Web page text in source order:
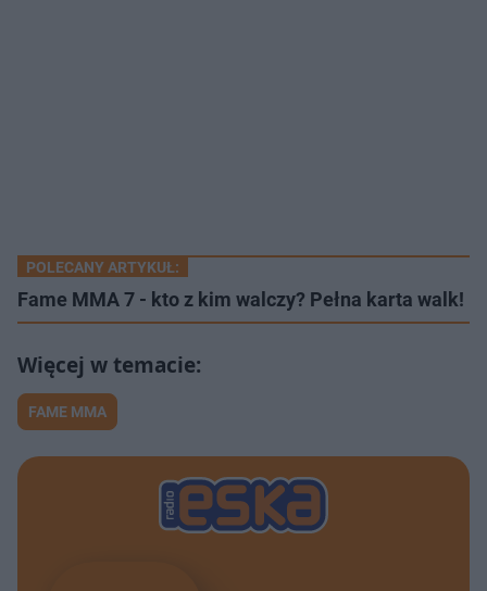
POLECANY ARTYKUŁ:
Fame MMA 7 - kto z kim walczy? Pełna karta walk!
FAME MMA